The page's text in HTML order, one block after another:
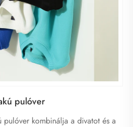
pulóver
pulóver kombinálja a divatot és a